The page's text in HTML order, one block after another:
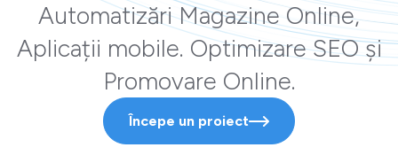
Automatizări Magazine Online,
Aplicații mobile. Optimizare SEO și
Promovare Online.
Începe un proiect